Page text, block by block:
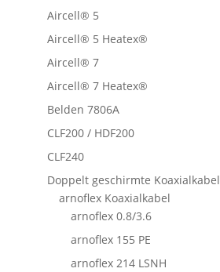
Aircell® 5
Aircell® 5 Heatex®
Aircell® 7
Aircell® 7 Heatex®
Belden 7806A
CLF200 / HDF200
CLF240
Doppelt geschirmte Koaxialkabel
arnoflex Koaxialkabel
arnoflex 0.8/3.6
arnoflex 155 PE
arnoflex 214 LSNH